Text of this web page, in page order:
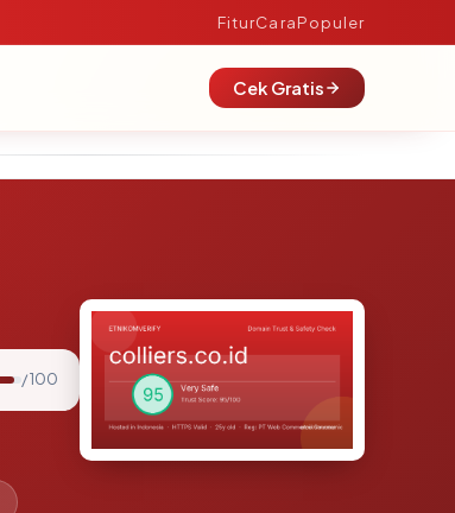
FiturCaraPopuler
Cek Gratis
/ 100